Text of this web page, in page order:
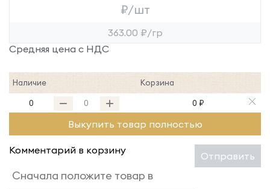
₽/шт
363.00 ₽/гр
Средняя цена с НДС
Наличие Корзина
0 0 ₽
Выкупить товар полностью
Комментарий в корзину Отправить